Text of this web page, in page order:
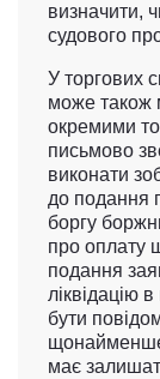
визначити,
судового
У торгових
може також
окремими
письмово
виконати
до подання
боргу
про оплату
подання
ліквідацію
бути
щонайменше
має